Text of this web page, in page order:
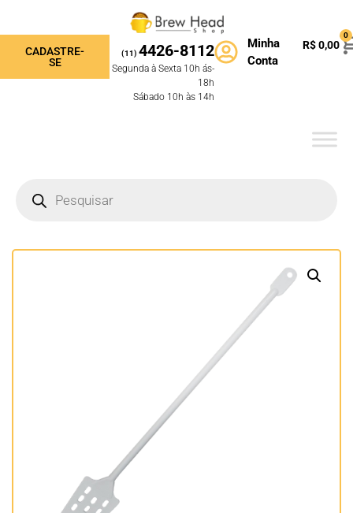
CADASTRE-
SE
(11) 4426-8112
Segunda à Sexta 10h ás-
18h
Sábado 10h às 14h
Minha
Conta
R$0,00
0